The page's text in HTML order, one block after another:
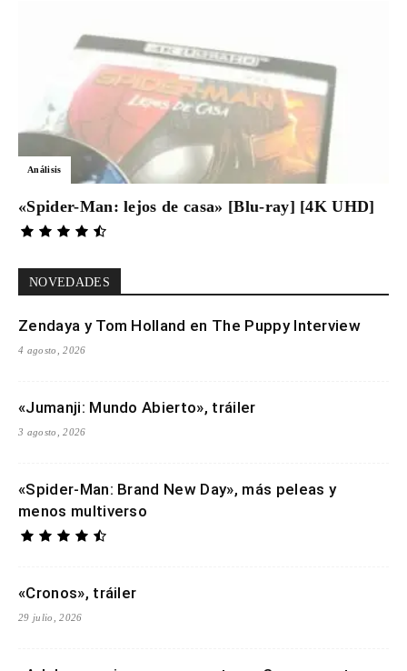
Análisis
«Spider-Man: lejos de casa» [Blu-ray] [4K UHD]
NOVEDADES
Zendaya y Tom Holland en The Puppy Interview
4 agosto, 2026
«Jumanji: Mundo Abierto», tráiler
3 agosto, 2026
«Spider-Man: Brand New Day», más peleas y
menos multiverso
«Cronos», tráiler
29 julio, 2026